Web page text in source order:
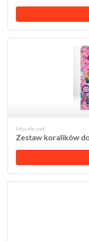
Morele.net
Zestaw koralików